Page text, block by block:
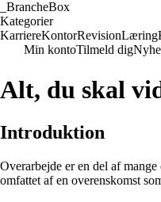
BrancheBox
Kategorier
KarriereKontorRevisionLæring
Min kontoTilmeld dig
Alt, du skal
Introduktion
Overarbejde er en del af
omfattet af en overenskomst